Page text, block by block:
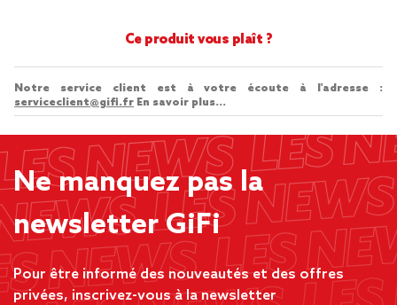
Ce produit vous plaît ?
Notre service client est à votre écoute à l'adresse :
serviceclient@gifi.fr En savoir plus...
Ne manquez pas la
newsletter GiFi
Pour être informé des nouveautés et des offres
privées, inscrivez-vous à la newsletter